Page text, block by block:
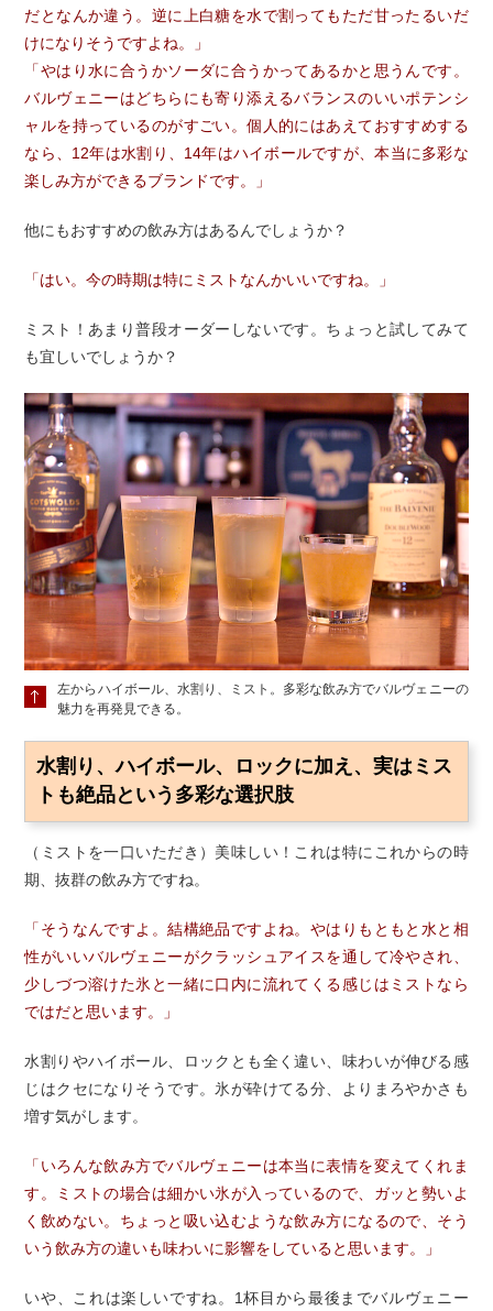
だとなんか違う。逆に上白糖を水で割ってもただ甘ったるいだ
けになりそうですよね。」
「やはり水に合うかソーダに合うかってあるかと思うんです。
バルヴェニーはどちらにも寄り添えるバランスのいいポテンシ
ャルを持っているのがすごい。個人的にはあえておすすめする
なら、12年は水割り、14年はハイボールですが、本当に多彩な
楽しみ方ができるブランドです。」
他にもおすすめの飲み方はあるんでしょうか？
「はい。今の時期は特にミストなんかいいですね。」
ミスト！あまり普段オーダーしないです。ちょっと試してみて
も宜しいでしょうか？
左からハイボール、水割り、ミスト。多彩な飲み方でバルヴェニーの
魅力を再発見できる。
水割り、ハイボール、ロックに加え、実はミス
トも絶品という多彩な選択肢
（ミストを一口いただき）美味しい！これは特にこれからの時
期、抜群の飲み方ですね。
「そうなんですよ。結構絶品ですよね。やはりもともと水と相
性がいいバルヴェニーがクラッシュアイスを通して冷やされ、
少しづつ溶けた氷と一緒に口内に流れてくる感じはミストなら
ではだと思います。」
水割りやハイボール、ロックとも全く違い、味わいが伸びる感
じはクセになりそうです。氷が砕けてる分、よりまろやかさも
増す気がします。
「いろんな飲み方でバルヴェニーは本当に表情を変えてくれま
す。ミストの場合は細かい氷が入っているので、ガッと勢いよ
く飲めない。ちょっと吸い込むような飲み方になるので、そう
いう飲み方の違いも味わいに影響をしていると思います。」
いや、これは楽しいですね。1杯目から最後までバルヴェニー